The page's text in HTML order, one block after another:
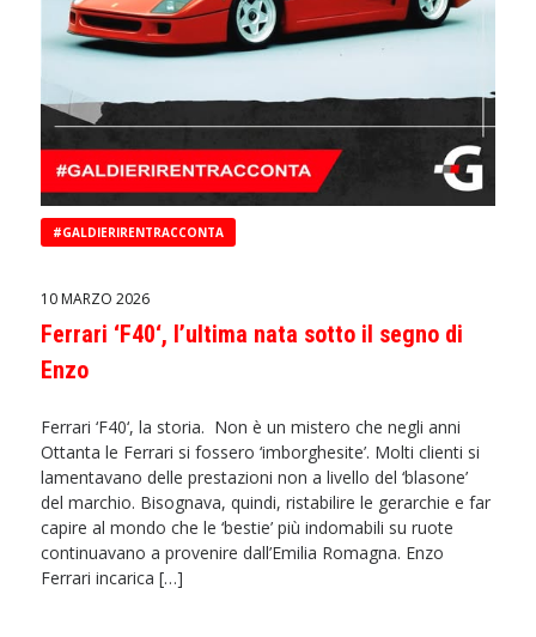
#GALDIERIRENTRACCONTA
10 MARZO 2026
Ferrari ‘F40‘, l’ultima nata sotto il segno di
Enzo
Ferrari ‘F40‘, la storia. Non è un mistero che negli anni
Ottanta le Ferrari si fossero ‘imborghesite’. Molti clienti si
lamentavano delle prestazioni non a livello del ‘blasone’
del marchio. Bisognava, quindi, ristabilire le gerarchie e far
capire al mondo che le ‘bestie’ più indomabili su ruote
continuavano a provenire dall’Emilia Romagna. Enzo
Ferrari incarica […]